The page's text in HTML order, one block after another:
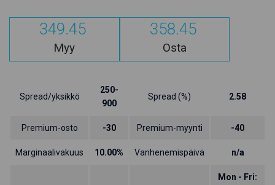
349.45
Myy
358.45
Osta
Spread/yksikkö
250-
900
Spread (%) 2.58
Premium-osto -30 Premium-myynti -40
Marginaalivakuus 10.00% Vanhenemispäivä n/a
Mon - Fri: